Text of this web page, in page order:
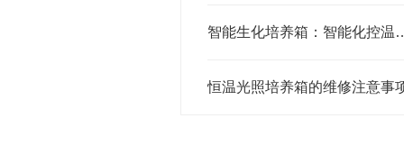
智能生化培养箱：智
恒温光照培养箱的维修注意事